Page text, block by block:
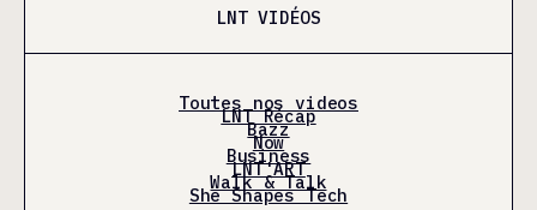
LNT VIDÉOS
Toutes nos videos
LNT Récap
Bazz
Now
Business
LNT'ART
Walk & Talk
She Shapes Tech